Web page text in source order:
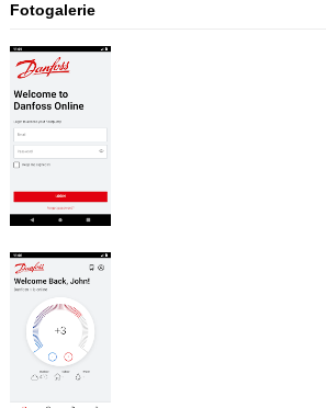
Fotogalerie